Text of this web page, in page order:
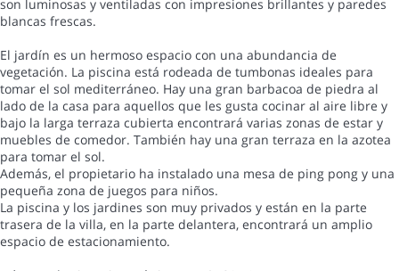
son luminosas y ventiladas con impresiones brillantes y paredes
blancas frescas.
El jardín es un hermoso espacio con una abundancia de
vegetación. La piscina está rodeada de tumbonas ideales para
tomar el sol mediterráneo. Hay una gran barbacoa de piedra al
lado de la casa para aquellos que les gusta cocinar al aire libre y
bajo la larga terraza cubierta encontrará varias zonas de estar y
muebles de comedor. También hay una gran terraza en la azotea
para tomar el sol.
Además, el propietario ha instalado una mesa de ping pong y una
pequeña zona de juegos para niños.
La piscina y los jardines son muy privados y están en la parte
trasera de la villa, en la parte delantera, encontrará un amplio
espacio de estacionamiento.